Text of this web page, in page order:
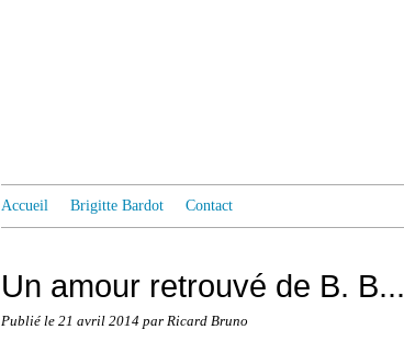
Accueil Brigitte Bardot Contact
Un amour retrouvé de B. B...
Publié le 21 avril 2014 par Ricard Bruno